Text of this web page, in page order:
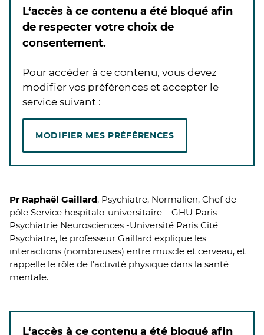
L‘accès à ce contenu a été bloqué afin
de respecter votre choix de
consentement.
Pour accéder à ce contenu, vous devez
modifier vos préférences et accepter le
service suivant :
MODIFIER MES PRÉFÉRENCES
Pr Raphaël Gaillard, Psychiatre, Normalien, Chef de
pôle Service hospitalo-universitaire – GHU Paris
Psychiatrie Neurosciences -Université Paris Cité
Psychiatre, le professeur Gaillard explique les
interactions (nombreuses) entre muscle et cerveau, et
rappelle le rôle de l’activité physique dans la santé
mentale.
L‘accès à ce contenu a été bloqué afin